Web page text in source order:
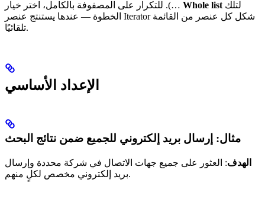
Whole list
الخطوة — عندها يستنتج عنصر Iterator شكل كل عنصر من القائمة
تلقائيًا.
الإعداد الأساسي
مثال: إرسال بريد إلكتروني للجميع ضمن نتائج البحث
الهدف: العثور على جميع جهات الاتصال في شركة محددة وإرسال
بريد إلكتروني مخصص لكلٍ منهم.